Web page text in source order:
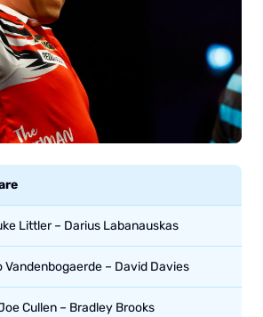
Littler – Darius Labanauskas
Vandenbogaerde – David Davies
Cullen – Bradley Brooks